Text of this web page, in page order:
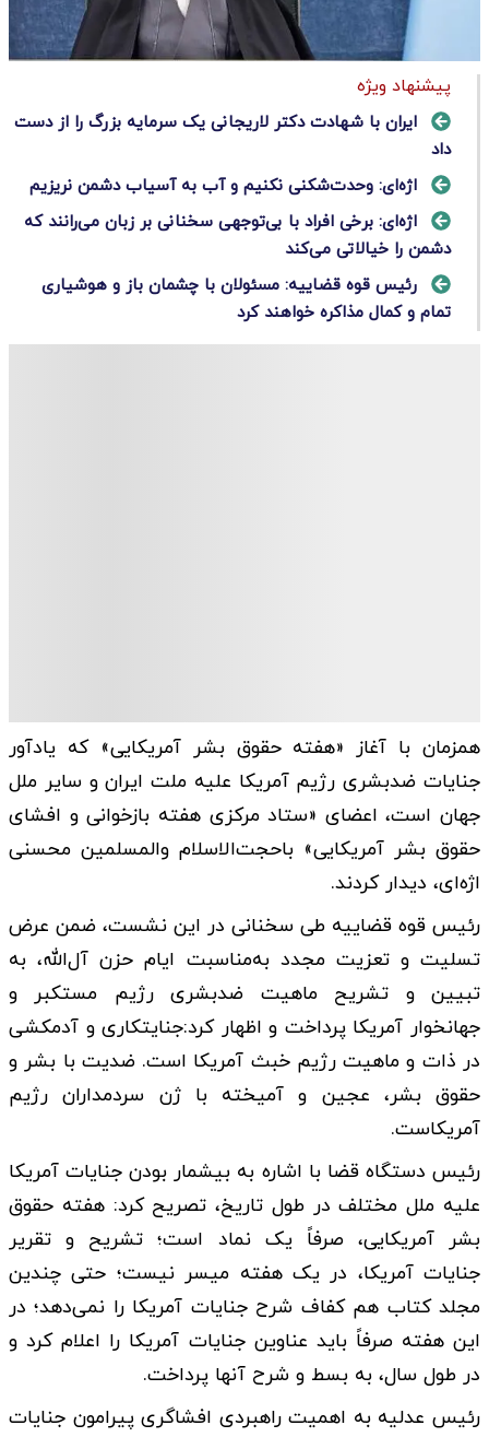
پیشنهاد ویژه
ایران با شهادت دکتر لاریجانی یک سرمایه بزرگ را از دست
داد
اژه‌ای: وحدت‌شکنی نکنیم و آب به آسیاب دشمن نریزیم
اژه‌ای: برخی افراد با بی‌توجهی سخنانی بر زبان می‌رانند که
دشمن را خیالاتی می‌کند
رئیس قوه قضاییه: مسئولان با چشمان باز و هوشیاری
تمام و کمال مذاکره خواهند کرد
همزمان با آغاز «هفته حقوق بشر آمریکایی» که یادآور
جنایات ضدبشری رژیم آمریکا علیه ملت ایران و سایر ملل
جهان است، اعضای «ستاد مرکزی هفته بازخوانی و افشای
حقوق بشر آمریکایی» باحجت‌الاسلام‌ والمسلمین محسنی
اژه‌ای، دیدار کردند.
رئیس قوه قضاییه طی سخنانی در این نشست، ضمن عرض
تسلیت و تعزیت مجدد به‌مناسبت ایام حزن آل‌الله، به
تبیین و تشریح ماهیت ضدبشری رژیم مستکبر و
جهانخوار آمریکا پرداخت و اظهار کرد:جنایتکاری و آدمکشی
در ذات و ماهیت رژیم خبث آمریکا است. ضدیت با بشر و
حقوق بشر، عجین و آمیخته با ژن سردمداران رژیم
آمریکاست.
رئیس دستگاه قضا با اشاره به بیشمار بودن جنایات آمریکا
علیه ملل مختلف در طول تاریخ، تصریح کرد: هفته حقوق
بشر آمریکایی، صرفاً یک نماد است؛ تشریح و تقریر
جنایات آمریکا، در یک هفته میسر نیست؛ حتی چندین
مجلد کتاب هم کفاف شرح جنایات آمریکا را نمی‌دهد؛ در
این هفته صرفاً باید عناوین جنایات آمریکا را اعلام کرد و
در طول سال، به بسط و شرح آنها پرداخت.
رئیس عدلیه به اهمیت راهبردی افشاگری پیرامون جنایات